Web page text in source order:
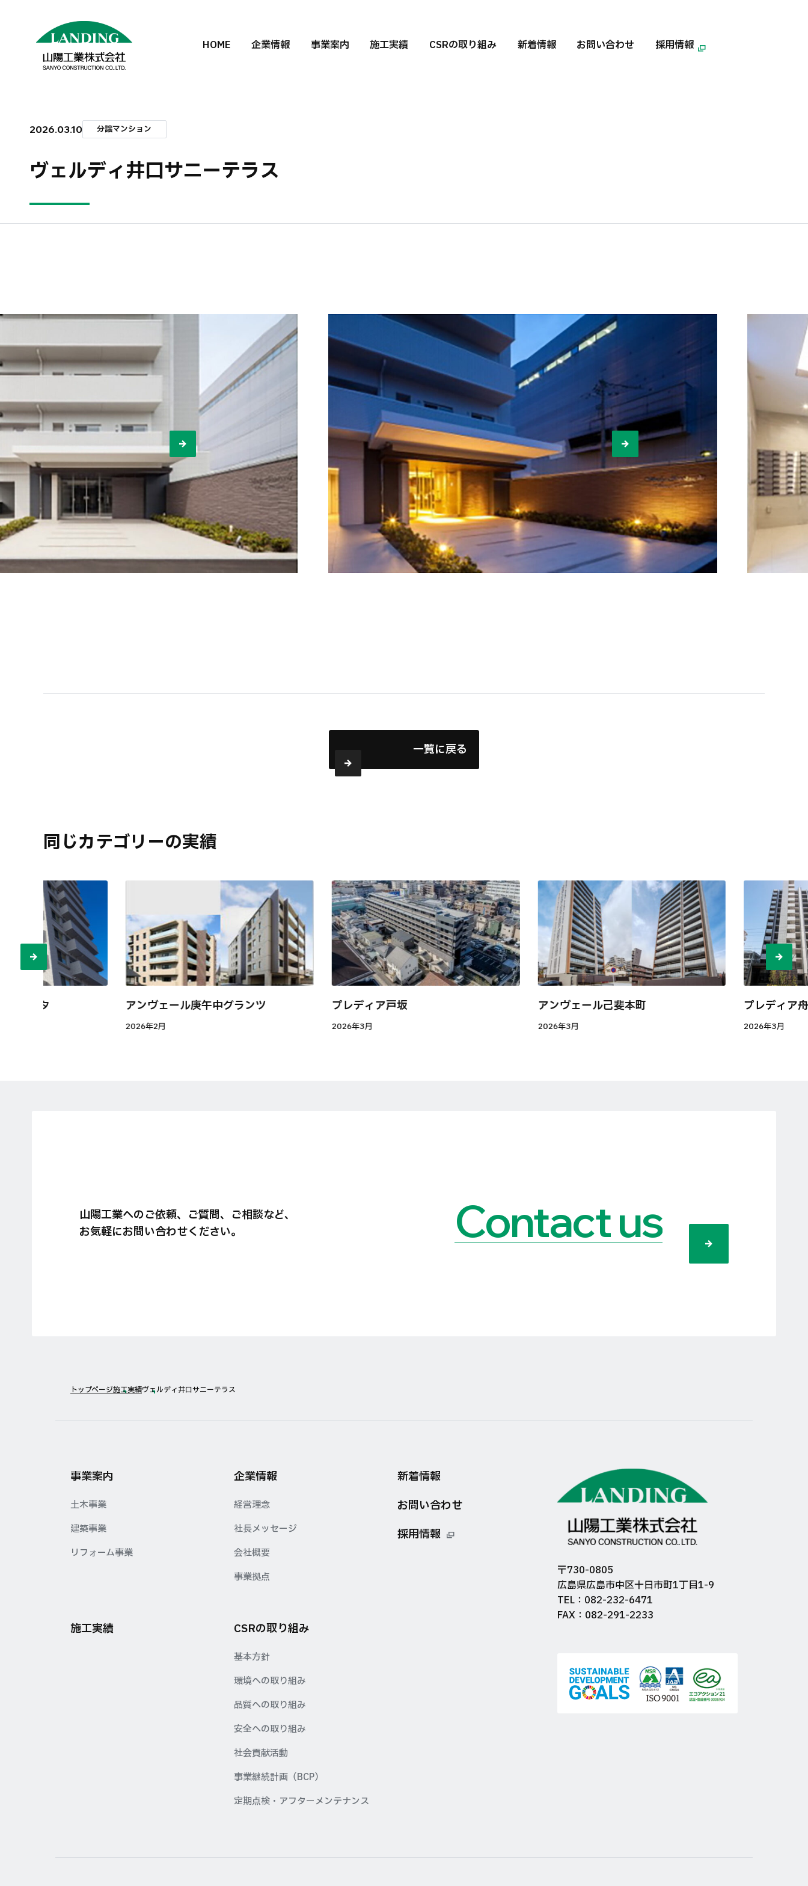
HOME 企業情報 事業案内 施工実績 CSRの取り組み 新着情報 お問い合わせ 採用情報
2026.03.10 分譲マンション
ヴェルディ井口サニーテラス
一覧に戻る
同じカテゴリーの実績
ルネッタ アンヴェール庚午中グランツ
2026年2月
プレディア戸坂
2026年3月
アンヴェール己斐本町
2026年3月
プレディア
2026年3月
山陽工業へのご依頼、ご質問、ご相談など、
お気軽にお問い合わせください。
Contact us
トップページ施工実績ヴェルディ井口サニーテラス
事業案内
土木事業
建築事業
リフォーム事業
企業情報
経営理念
社長メッセージ
会社概要
事業拠点
施工実績 CSRの取り組み
基本方針
環境への取り組み
品質への取り組み
安全への取り組み
社会貢献活動
事業継続計画（BCP）
定期点検・アフターメンテナンス
新着情報
お問い合わせ
採用情報
〒730-0805
広島県広島市中区十日市町1丁目1-9
TEL：082-232-6471
FAX：082-291-2233